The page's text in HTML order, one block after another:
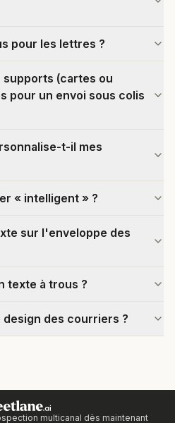
pour les lettres ?
supports (cartes ou
pour un envoi sous colis
t-il mes
« intelligent » ?
sur l'enveloppe des
texte à trous ?
des courriers ?
multicanal dès maintenant